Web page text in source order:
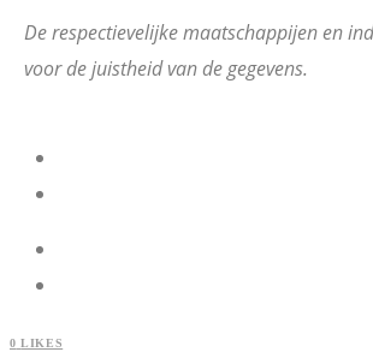
De respectievelijke maatschappijen en
voor de juistheid van de gegevens.
0 LIKES